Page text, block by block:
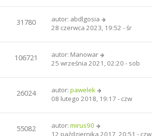
31780 autor: abdlgosia
28 czerwca 2023, 19:52 - śr
106721 autor: Manowar
25 września 2021, 02:20 - sob
26024 autor: pawelek
08 lutego 2018, 19:17 - czw
55082 autor: mirus90
12 października 2017, 20:51 - czw